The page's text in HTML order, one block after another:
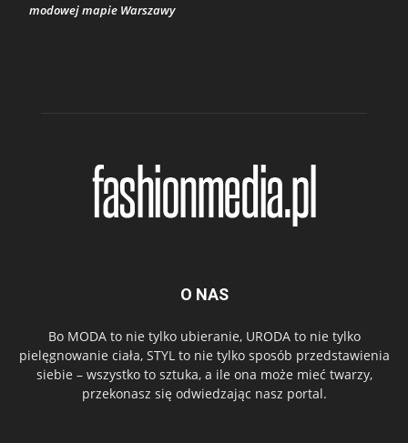
modowej mapie Warszawy
O NAS
Bo MODA to nie tylko ubieranie, URODA to nie tylko
pielęgnowanie ciała, STYL to nie tylko sposób przedstawienia
siebie – wszystko to sztuka, a ile ona może mieć twarzy,
przekonasz się odwiedzając nasz portal.